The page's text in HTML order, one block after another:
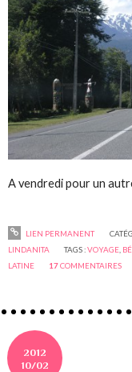
A vendredi pour un
LIEN PERMANENT
LINDANITA
TAGS :VOYAGE
LATINE
17COMMENTAIRES
2012
10/02